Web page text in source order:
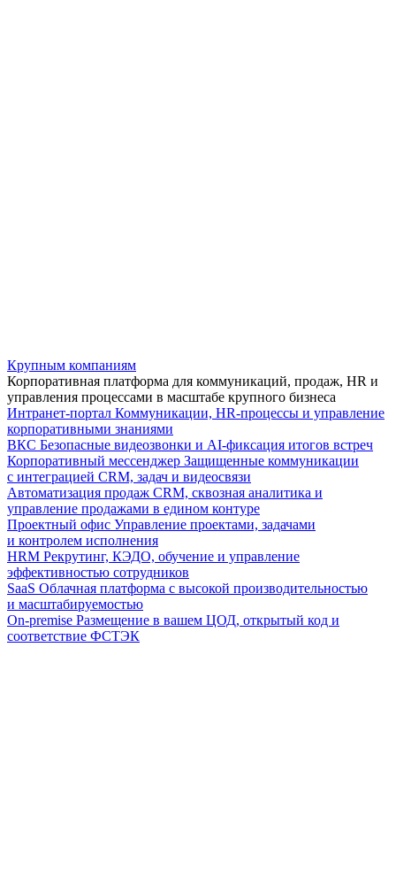
Крупным компаниям
Корпоративная платформа для коммуникаций, продаж, HR и
управления процессами в масштабе крупного бизнеса
Интранет-портал Коммуникации, HR-процессы и управление
корпоративными знаниями
ВКС Безопасные видеозвонки и AI-фиксация итогов встреч
Корпоративный мессенджер Защищенные коммуникации
с интеграцией CRM, задач и видеосвязи
Автоматизация продаж CRM, сквозная аналитика и
управление продажами в едином контуре
Проектный офис Управление проектами, задачами
и контролем исполнения
HRM Рекрутинг, КЭДО, обучение и управление
эффективностью сотрудников
SaaS Облачная платформа с высокой производительностью
и масштабируемостью
On-premise Размещение в вашем ЦОД, открытый код и
соответствие ФСТЭК